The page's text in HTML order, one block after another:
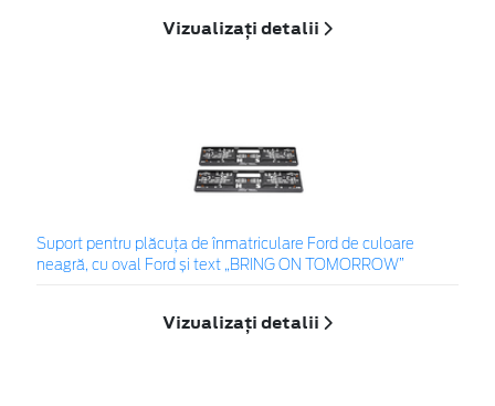
Vizualizați detalii
Suport pentru plăcuța de înmatriculare Ford de culoare
neagră, cu oval Ford și text „BRING ON TOMORROW”
Vizualizați detalii